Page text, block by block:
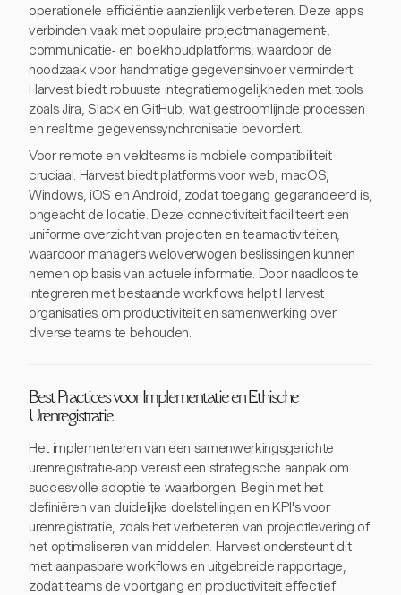
operationele efficiëntie aanzienlijk verbeteren. Deze apps
verbinden vaak met populaire projectmanagement-,
communicatie- en boekhoudplatforms, waardoor de
noodzaak voor handmatige gegevensinvoer vermindert.
Harvest biedt robuuste integratiemogelijkheden met tools
zoals Jira, Slack en GitHub, wat gestroomlijnde processen
en realtime gegevenssynchronisatie bevordert.
Voor remote en veldteams is mobiele compatibiliteit
cruciaal. Harvest biedt platforms voor web, macOS,
Windows, iOS en Android, zodat toegang gegarandeerd is,
ongeacht de locatie. Deze connectiviteit faciliteert een
uniforme overzicht van projecten en teamactiviteiten,
waardoor managers weloverwogen beslissingen kunnen
nemen op basis van actuele informatie. Door naadloos te
integreren met bestaande workflows helpt Harvest
organisaties om productiviteit en samenwerking over
diverse teams te behouden.
Best Practices voor Implementatie en Ethische
Urenregistratie
Het implementeren van een samenwerkingsgerichte
urenregistratie-app vereist een strategische aanpak om
succesvolle adoptie te waarborgen. Begin met het
definiëren van duidelijke doelstellingen en KPI's voor
urenregistratie, zoals het verbeteren van projectlevering of
het optimaliseren van middelen. Harvest ondersteunt dit
met aanpasbare workflows en uitgebreide rapportage,
zodat teams de voortgang en productiviteit effectief